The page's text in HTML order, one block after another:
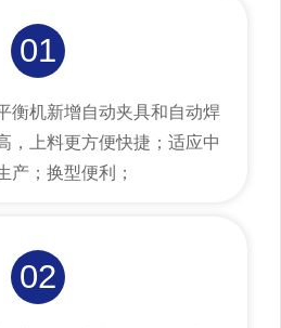
01
衡机新增自动夹具和自动焊
，上料更方便快捷；适应中
产；换型便利；
02